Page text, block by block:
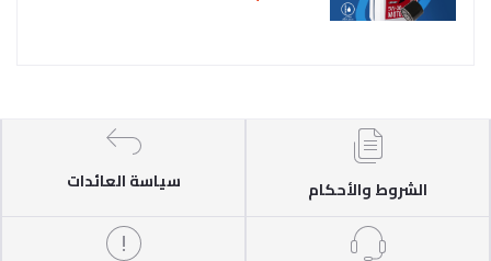
الشروط والأحكام سياسة العائدات